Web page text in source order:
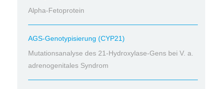
Alpha-Fetoprotein
AGS-Genotypisierung (CYP21)
Mutationsanalyse des 21-Hydroxylase-Gens bei V. a.
adrenogenitales Syndrom